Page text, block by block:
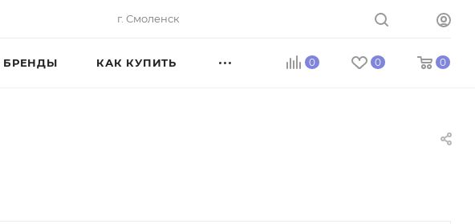
г. Смоленск
0 0 0
БРЕНДЫ КАК КУПИТЬ